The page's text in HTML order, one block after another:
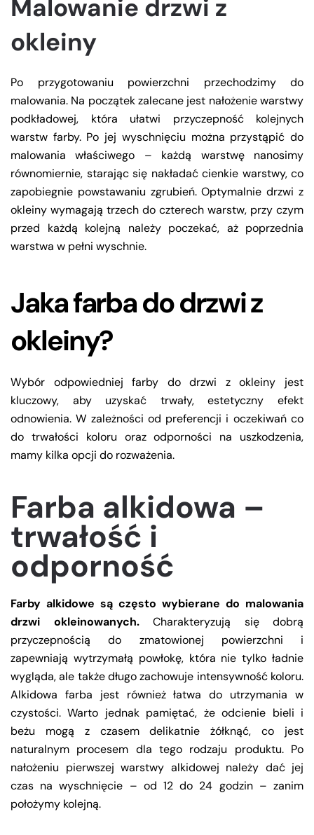
Malowanie drzwi z
okleiny
Po przygotowaniu powierzchni przechodzimy do
malowania. Na początek zalecane jest nałożenie warstwy
podkładowej, która ułatwi przyczepność kolejnych
warstw farby. Po jej wyschnięciu można przystąpić do
malowania właściwego – każdą warstwę nanosimy
równomiernie, starając się nakładać cienkie warstwy, co
zapobiegnie powstawaniu zgrubień. Optymalnie drzwi z
okleiny wymagają trzech do czterech warstw, przy czym
przed każdą kolejną należy poczekać, aż poprzednia
warstwa w pełni wyschnie.
Jaka farba do drzwi z
okleiny?
Wybór odpowiedniej farby do drzwi z okleiny jest
kluczowy, aby uzyskać trwały, estetyczny efekt
odnowienia. W zależności od preferencji i oczekiwań co
do trwałości koloru oraz odporności na uszkodzenia,
mamy kilka opcji do rozważenia.
Farba alkidowa –
trwałość i
odporność
Farby alkidowe są często wybierane do malowania
drzwi okleinowanych.Charakteryzują się dobrą
przyczepnością do zmatowionej powierzchni i
zapewniają wytrzymałą powłokę, która nie tylko ładnie
wygląda, ale także długo zachowuje intensywność koloru.
Alkidowa farba jest również łatwa do utrzymania w
czystości. Warto jednak pamiętać, że odcienie bieli i
beżu mogą z czasem delikatnie żółknąć, co jest
naturalnym procesem dla tego rodzaju produktu. Po
nałożeniu pierwszej warstwy alkidowej należy dać jej
czas na wyschnięcie – od 12 do 24 godzin – zanim
położymy kolejną.